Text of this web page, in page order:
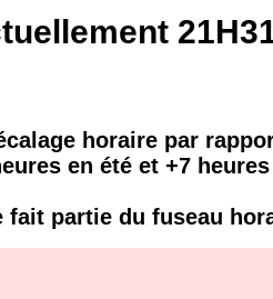
horaire par
en été et +7
fait partie du fuseau